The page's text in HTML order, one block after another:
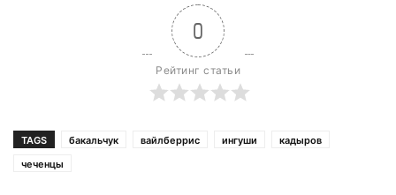
0
Рейтинг статьи
TAGS бакальчук вайлберрис ингуши
кадыров
чеченцы